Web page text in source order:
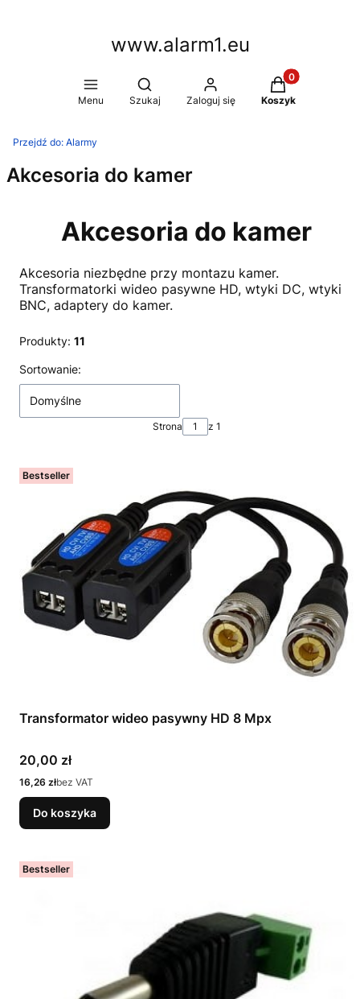
www.alarm1.eu
Menu
Otwórz wyszukiwarkę
Szukaj Zaloguj się
Produkty w
Koszyk
Przejdź do: Alarmy
Akcesoria do kamer
Akcesoria do kamer
Akcesoria niezbędne przy montazu kamer.
Transformatorki wideo pasywne HD, wtyki DC, wtyki
BNC, adaptery do kamer.
Produkty: 11
Lista produktów
Sortowanie:
Domyślne
Strona z 1
Bestseller
Transformator wideo pasywny HD 8 Mpx
Cena
20,00 zł
Cena
16,26 złbez VAT
Do koszyka
Bestseller